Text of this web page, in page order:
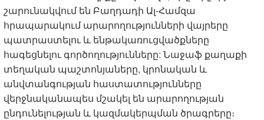
շարունակվում են Բաղդադի Ալ-Համզա
հրապարակում արարողությունների վայրերը
պատրաստելու և ենթակառուցվածքները
հագեցնելու գործողությունները: Նաջաֆ քաղաքի
տեղական պաշտոնյաները, կրոնական և
անվտանգության հաստատությունները
վերջնականապես մշակել են արարողության
ընդունելության և կազմակերպման ծրագրերը։